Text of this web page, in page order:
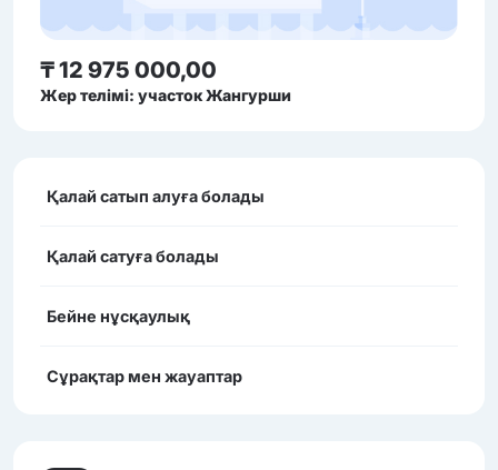
₸ 12 975 000,00
Жер телімі: участок Жангурши
Қалай сатып алуға болады
Қалай сатуға болады
Бейне нұсқаулық
Сұрақтар мен жауаптар